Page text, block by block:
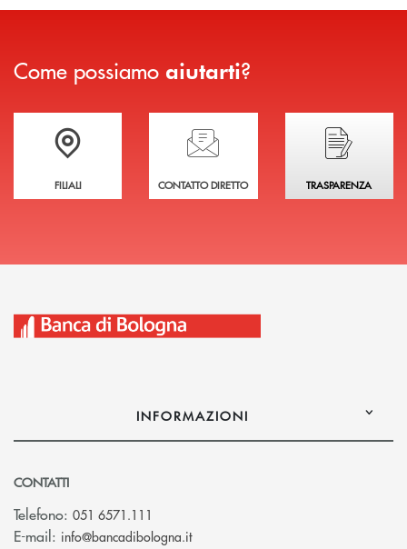
Come possiamo aiutarti?
Trova la filiale più vicina a te
FILIALI
Hai bisogno di assistenza immediata?
CONTATTO DIRETTO
Hai bisogno di
TRASPARENZA
INFORMAZIONI
CONTATTI
Telefono: 051 6571.111
E-mail: info@bancadibologna.it(si apre l’app di posta elettronica)